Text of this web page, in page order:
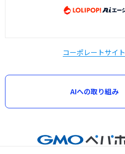
コーポレートサイト
AIへの取り組み